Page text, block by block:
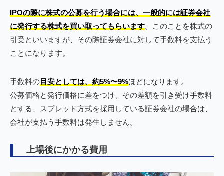
IPOの際に株式の公募を行う場合には、一般的には証券会社
に発行する株式を買い取ってもらいます。このことを株式の
引受といいますが、その際証券会社に対して手数料を支払う
ことになります。
手数料の目安としては、約5%〜9%ほどになります。
公募価格と発行価格に差をつけ、その差額を引き受け手数料
とする、スプレッド方式を採用している証券会社の場合は、
会社が支払う手数料は発生しません。
上場後にかかる費用